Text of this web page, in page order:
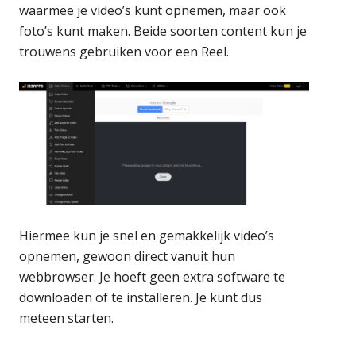
waarmee je video’s kunt opnemen, maar ook
foto’s kunt maken. Beide soorten content kun je
trouwens gebruiken voor een Reel.
Hiermee kun je snel en gemakkelijk video’s
opnemen, gewoon direct vanuit hun
webbrowser. Je hoeft geen extra software te
downloaden of te installeren. Je kunt dus
meteen starten.